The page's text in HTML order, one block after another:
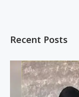
Recent Posts